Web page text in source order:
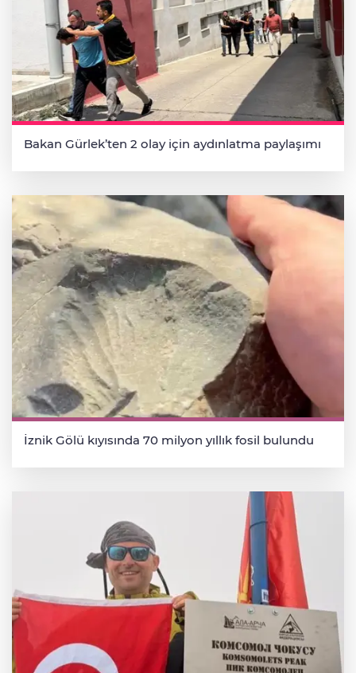
Bakan Gürlek’ten 2 olay için aydınlatma paylaşımı
İznik Gölü kıyısında 70 milyon yıllık fosil bulundu